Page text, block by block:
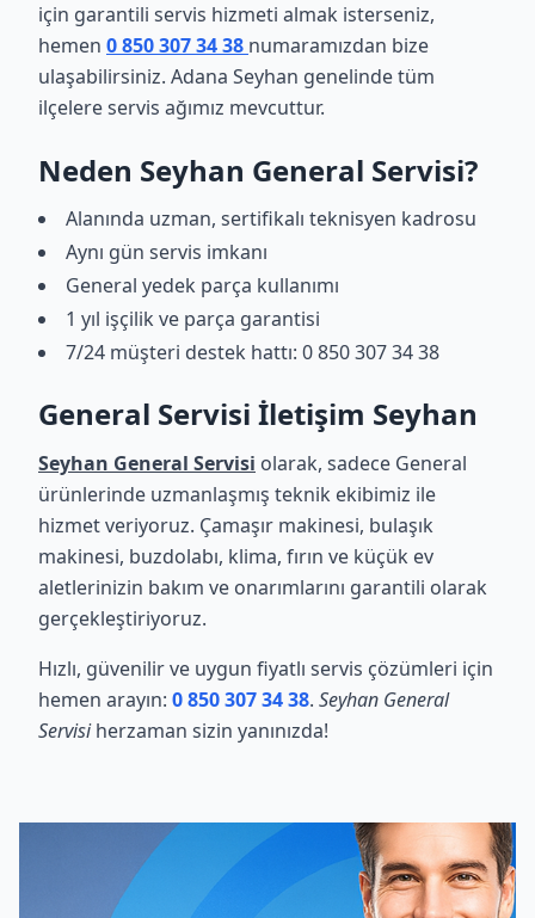
için garantili servis hizmeti almak isterseniz,
hemen 0 850 307 34 38 numaramızdan bize
ulaşabilirsiniz. Adana Seyhan genelinde tüm
ilçelere servis ağımız mevcuttur.
Neden Seyhan General Servisi?
Alanında uzman, sertifikalı teknisyen kadrosu
Aynı gün servis imkanı
General yedek parça kullanımı
1 yıl işçilik ve parça garantisi
7/24 müşteri destek hattı: 0 850 307 34 38
General Servisi İletişim Seyhan
Seyhan General Servisi olarak, sadece General
ürünlerinde uzmanlaşmış teknik ekibimiz ile
hizmet veriyoruz. Çamaşır makinesi, bulaşık
makinesi, buzdolabı, klima, fırın ve küçük ev
aletlerinizin bakım ve onarımlarını garantili olarak
gerçekleştiriyoruz.
Hızlı, güvenilir ve uygun fiyatlı servis çözümleri için
hemen arayın: 0 850 307 34 38. Seyhan General
Servisiherzaman sizin yanınızda!